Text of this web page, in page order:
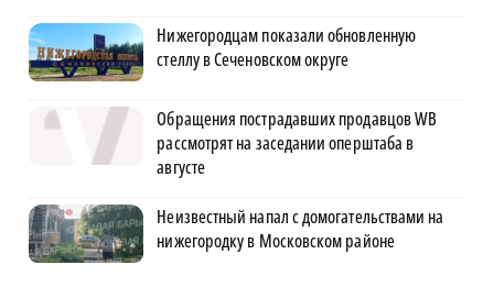
Нижегородцам показали обновленную
стеллу в Сеченовском округе
Обращения пострадавших продавцов WB
рассмотрят на заседании оперштаба в
августе
Неизвестный напал с домогательствами на
нижегородку в Московском районе